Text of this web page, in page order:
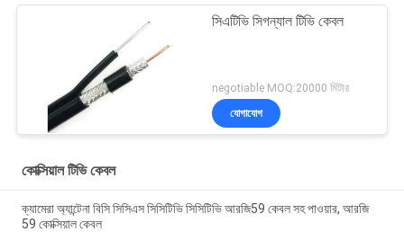
সিএটিভি সিগন্যাল টিভি কেবল
negotiable MOQ:20000 মিটার
যোগাযোগ
কোক্সিয়াল টিভি কেবল
ক্যামেরা অ্যান্টেনা বিসি সিসিএস সিসিটিভি সিসিটিভি আরজি59 কেবল সহ পাওয়ার, আরজি
59 কোক্সিয়াল কেবল